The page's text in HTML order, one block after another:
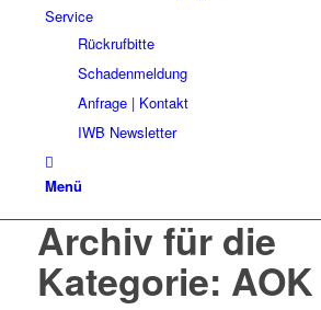
Service
Rückrufbitte
Schadenmeldung
Anfrage | Kontakt
IWB Newsletter
Menü
Archiv für die
Kategorie: AOK